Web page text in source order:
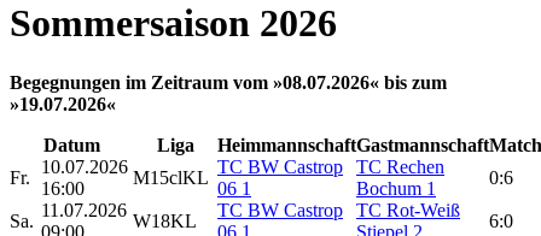
Sommersaison 2026
Begegnungen im Zeitraum vom »08.07.2026« bis zum
»19.07.2026«
Datum
Liga HeimmannschaftGastmannschaft
Fr.
10.07.2026
16:00
M15clKL
TC BW Castrop
06 1
TC Rechen
Bochum 1
0:6
Sa.
11.07.2026
09:00
W18KL
TC BW Castrop
06 1
TC Rot-Weiß
Stiepel 2
6:0